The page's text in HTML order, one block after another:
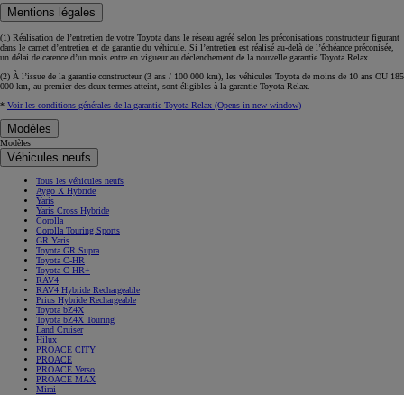
Mentions légales
(1) Réalisation de l’entretien de votre Toyota dans le réseau agréé selon les préconisations constructeur figurant
dans le carnet d’entretien et de garantie du véhicule. Si l’entretien est réalisé au-delà de l’échéance préconisée,
un délai de carence d’un mois entre en vigueur au déclenchement de la nouvelle garantie Toyota Relax.
(2) À l’issue de la garantie constructeur (3 ans / 100 000 km), les véhicules Toyota de moins de 10 ans OU 185
000 km, au premier des deux termes atteint, sont éligibles à la garantie Toyota Relax.
* Voir les conditions générales de la garantie Toyota Relax (Opens in new window)
Modèles
Modèles
Véhicules neufs
Tous les véhicules neufs
Aygo X Hybride
Yaris
Yaris Cross Hybride
Corolla
Corolla Touring Sports
GR Yaris
Toyota GR Supra
Toyota C-HR
Toyota C-HR+
RAV4
RAV4 Hybride Rechargeable
Prius Hybride Rechargeable
Toyota bZ4X
Toyota bZ4X Touring
Land Cruiser
Hilux
PROACE CITY
PROACE
PROACE Verso
PROACE MAX
Mirai